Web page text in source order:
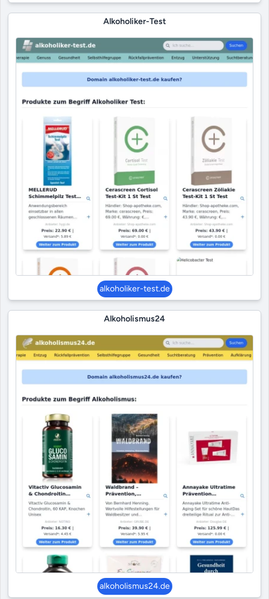
Alkoholiker-Test
alkoholiker-test.de
Alkoholismus24
alkoholismus24.de